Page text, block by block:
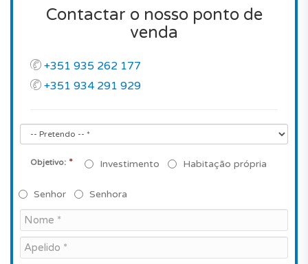
Contactar o nosso ponto de
venda
+351 935 262 177
+351 934 291 929
Objetivo: * Investimento Habitação própria
Senhor Senhora